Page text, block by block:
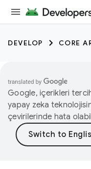
DEVELOP CORE
Google, içerikleri
yapay zeka
çevirilerinde hata